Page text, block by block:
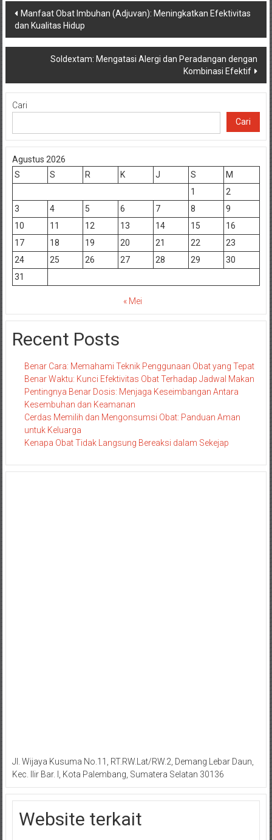
Navigasi
pos
Manfaat Obat Imbuhan (Adjuvan): Meningkatkan Efektivitas
dan Kualitas Hidup
Soldextam: Mengatasi Alergi dan Peradangan dengan
Kombinasi Efektif
Cari
Cari
Agustus 2026
S
S R K J S
M
1
2
3
4 5 6 7 8
9
10
11 12 13 14 15
16
17
18 19 20 21 22
23
24
25 26 27 28 29
30
31
« Mei
Recent Posts
Benar Cara: Memahami Teknik Penggunaan Obat yang Tepat
Benar Waktu: Kunci Efektivitas Obat Terhadap Jadwal Makan
Pentingnya Benar Dosis: Menjaga Keseimbangan Antara
Kesembuhan dan Keamanan
Cerdas Memilih dan Mengonsumsi Obat: Panduan Aman
untuk Keluarga
Kenapa Obat Tidak Langsung Bereaksi dalam Sekejap
Jl. Wijaya Kusuma No.11, RT.RW.Lat/RW.2, Demang Lebar Daun,
Kec. Ilir Bar. I, Kota Palembang, Sumatera Selatan 30136
Website terkait